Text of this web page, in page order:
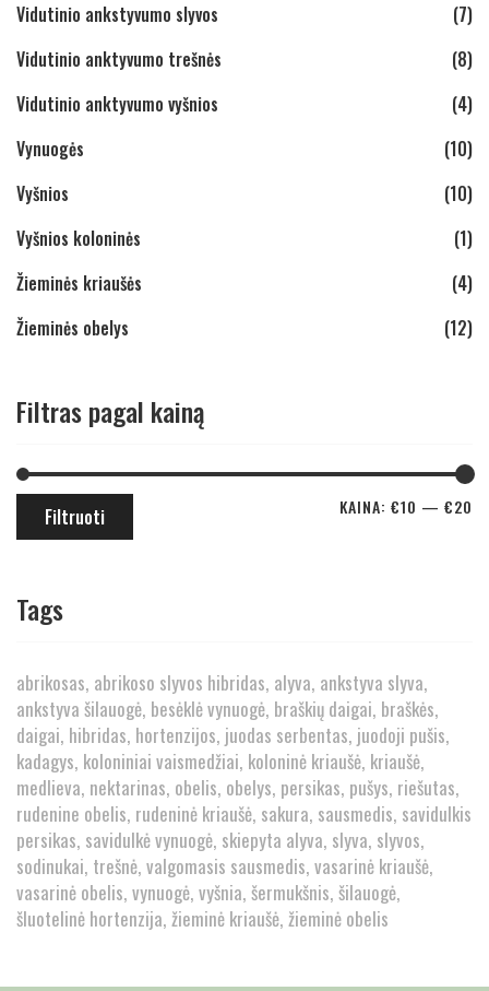
Vidutinio ankstyvumo slyvos
(7)
Vidutinio anktyvumo trešnės
(8)
Vidutinio anktyvumo vyšnios
(4)
Vynuogės
(10)
Vyšnios
(10)
Vyšnios koloninės
(1)
Žieminės kriaušės
(4)
Žieminės obelys
(12)
Filtras pagal kainą
Filtruoti KAINA: €10 — €20
Tags
abrikosas abrikoso slyvos hibridas alyva ankstyva slyva
ankstyva šilauogė besėklė vynuogė braškių daigai braškės
daigai hibridas hortenzijos juodas serbentas juodoji pušis
kadagys koloniniai vaismedžiai koloninė kriaušė kriaušė
medlieva nektarinas obelis obelys persikas pušys riešutas
rudenine obelis rudeninė kriaušė sakura sausmedis savidulkis
persikas savidulkė vynuogė skiepyta alyva slyva slyvos
sodinukai trešnė valgomasis sausmedis vasarinė kriaušė
vasarinė obelis vynuogė vyšnia šermukšnis šilauogė
šluotelinė hortenzija žieminė kriaušė žieminė obelis